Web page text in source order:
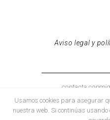
Aviso legal y
contacta
Usamos cookies para asegurar
nuestra web. Si continúas